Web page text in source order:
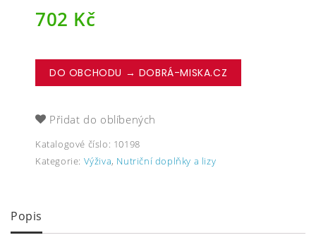
702 Kč
DO OBCHODU → DOBRÁ-MISKA.CZ
Přidat do oblíbených
Katalogové číslo: 10198
Kategorie: Výživa, Nutriční doplňky a lizy
Popis